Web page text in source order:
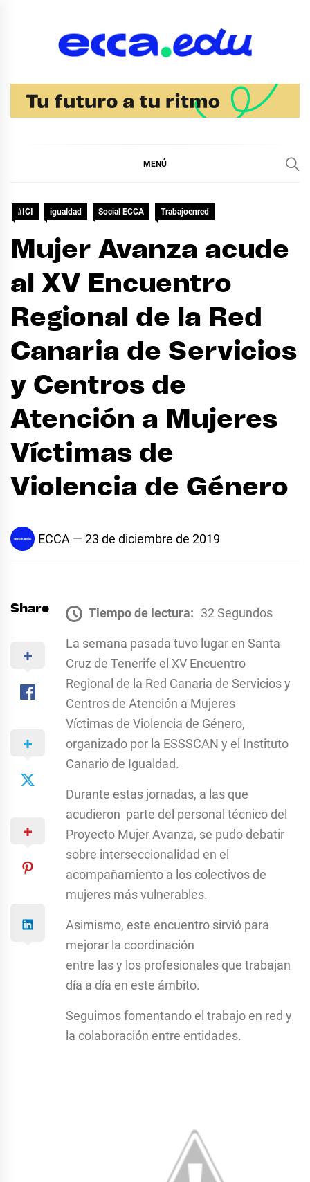
MENÚ
#ICI igualdad Social ECCA Trabajoenred
Mujer Avanza acude
al XV Encuentro
Regional de la Red
Canaria de Servicios
y Centros de
Atención a Mujeres
Víctimas de
Violencia de Género
ECCA 23 de diciembre de 2019
Share Tiempo de lectura: 32 Segundos
La semana pasada tuvo lugar en Santa
Cruz de Tenerife el XV Encuentro
Regional de la Red Canaria de Servicios y
Centros de Atención a Mujeres
Víctimas de Violencia de Género,
organizado por la ESSSCAN y el Instituto
Canario de Igualdad.
Durante estas jornadas, a las que
acudieron parte del personal técnico del
Proyecto Mujer Avanza, se pudo debatir
sobre interseccionalidad en el
acompañamiento a los colectivos de
mujeres más vulnerables.
Asimismo, este encuentro sirvió para
mejorar la coordinación
entre las y los profesionales que trabajan
día a día en este ámbito.
Seguimos fomentando el trabajo en red y
la colaboración entre entidades.